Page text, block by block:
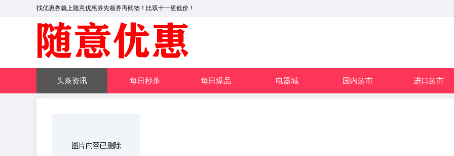
找优惠券就上随意优惠券先领券再购物！比双十一更低价！
头条资讯 每日秒杀 每日爆品 电器城 国内超市 进口超市